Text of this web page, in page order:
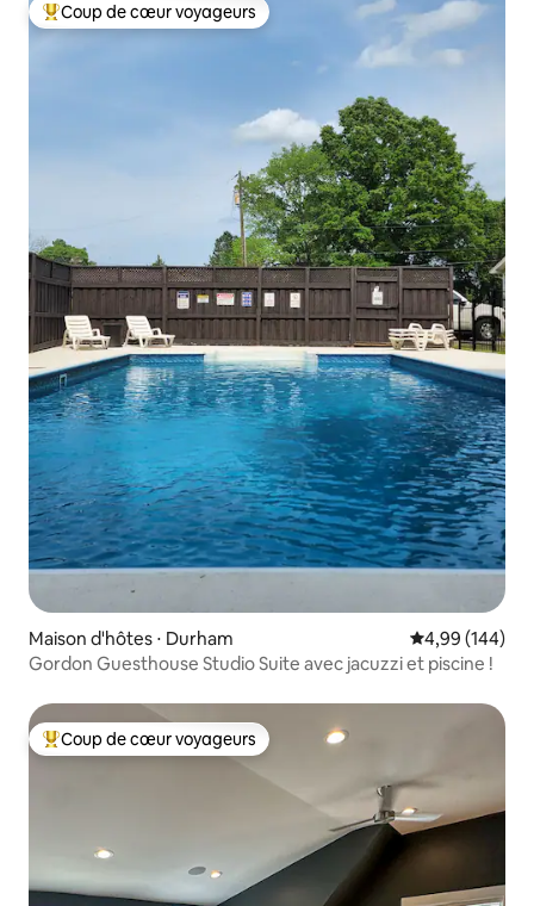
Coups de cœur voyageurs les plus appréciés
Coup de cœur voyageurs
Maison d'hôtes ⋅ Durham Évaluation
4,99 (144)
Gordon Guesthouse Studio Suite avec jacuzzi et piscine !
Coups de cœur voyageurs les plus appréciés
Coup de cœur voyageurs